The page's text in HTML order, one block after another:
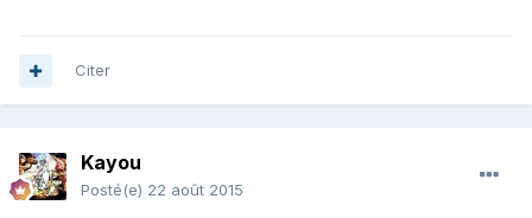
Citer
Kayou
Posté(e) 22 août 2015